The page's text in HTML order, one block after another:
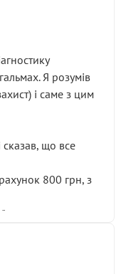
Я розумів
і саме з цим
сказав, що все
800 грн, з
системи